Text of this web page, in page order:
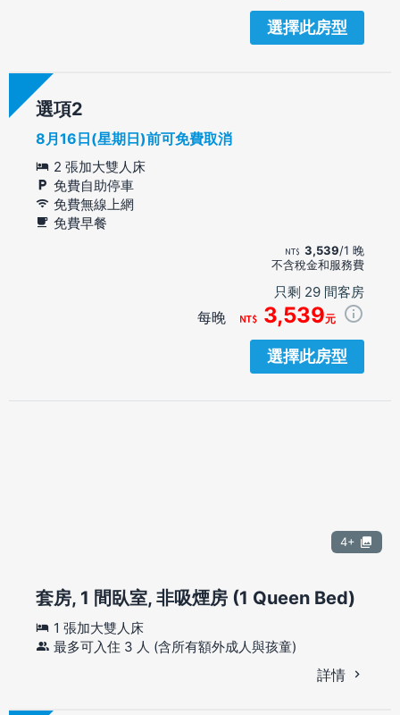
選擇此房型
選項
8月16日(星期日)前可免費取消
2 張加大雙人床
免費自助停車
免費無線上網
免費早餐
3,539/1 晚
不含稅金和服務費
只剩 29 間客房
每晚 3,539元
選擇此房型
4+
套房, 1 間臥室, 非吸煙房 (1 Queen Bed)
1 張加大雙人床
最多可入住 3 人 (含所有額外成人與孩童)
詳情